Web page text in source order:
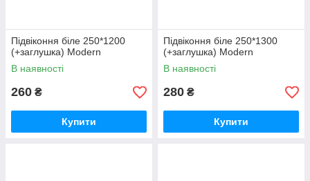
Підвіконня біле 250*1200
(+заглушка) Modern
В наявності
260 ₴
Купити
Підвіконня біле 250*1300
(+заглушка) Modern
В наявності
280 ₴
Купити